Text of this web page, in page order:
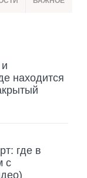
находится
где в
с